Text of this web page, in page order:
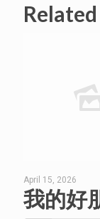
April 15, 2026
我的好